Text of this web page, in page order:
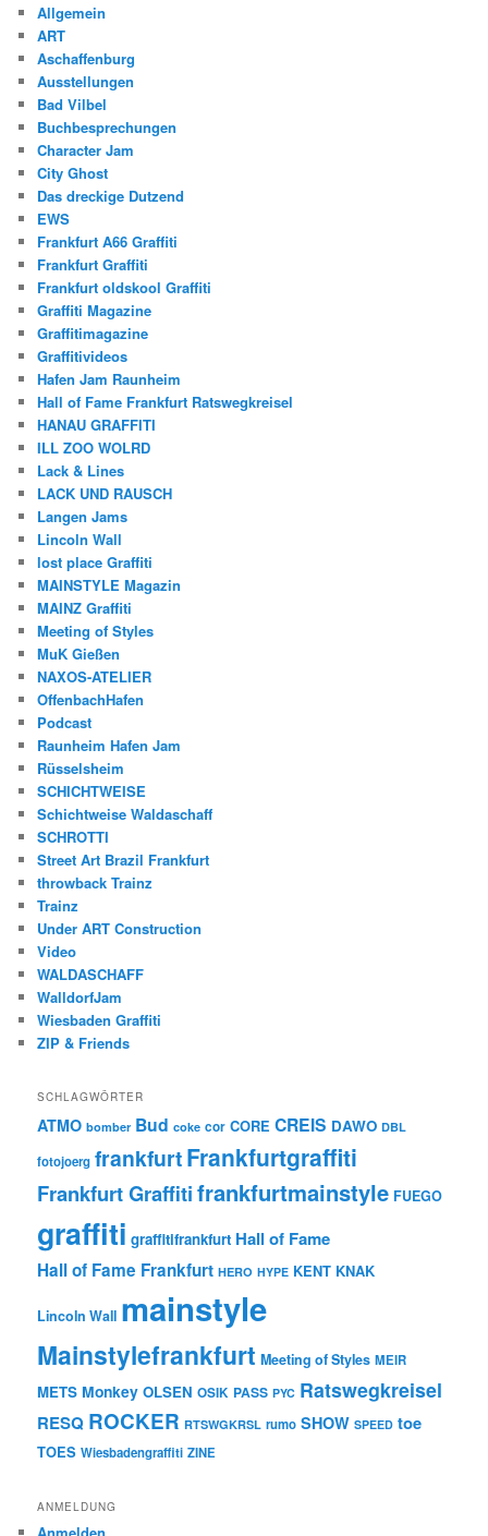
Allgemein
ART
Aschaffenburg
Ausstellungen
Bad Vilbel
Buchbesprechungen
Character Jam
City Ghost
Das dreckige Dutzend
EWS
Frankfurt A66 Graffiti
Frankfurt Graffiti
Frankfurt oldskool Graffiti
Graffiti Magazine
Graffitimagazine
Graffitivideos
Hafen Jam Raunheim
Hall of Fame Frankfurt Ratswegkreisel
HANAU GRAFFITI
ILL ZOO WOLRD
Lack & Lines
LACK UND RAUSCH
Langen Jams
Lincoln Wall
lost place Graffiti
MAINSTYLE Magazin
MAINZ Graffiti
Meeting of Styles
MuK Gießen
NAXOS-ATELIER
OffenbachHafen
Podcast
Raunheim Hafen Jam
Rüsselsheim
SCHICHTWEISE
Schichtweise Waldaschaff
SCHROTTI
Street Art Brazil Frankfurt
throwback Trainz
Trainz
Under ART Construction
Video
WALDASCHAFF
WalldorfJam
Wiesbaden Graffiti
ZIP & Friends
SCHLAGWÖRTER
ATMO bomber Bud coke cor CORE CREIS DAWO DBL
fotojoerg frankfurtFrankfurtgraffiti
Frankfurt Graffitifrankfurtmainstyle FUEGO
graffiti graffitifrankfurt Hall of Fame
Hall of Fame Frankfurt HERO HYPE KENT KNAK
Lincoln Wall mainstyle
Mainstylefrankfurt Meeting of Styles MEIR
METS Monkey OLSEN OSIK PASS PYC Ratswegkreisel
RESQ ROCKER RTSWGKRSL rumo SHOW SPEED toe
TOES Wiesbadengraffiti ZINE
ANMELDUNG